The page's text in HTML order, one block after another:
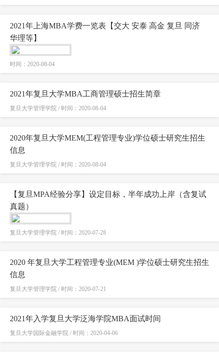
2021年上海MBA学费一览表【交大 安泰 高金 复旦 同济
华理等】
时间：2020-08-04
2021年复旦大学MBA工商管理硕士招生简章
复旦大学管理学院 / 时间：2020-08-04
2020年复旦大学MEM(工程管理专业)学位硕士研究生招生
信息
复旦大学管理学院 / 时间：2020-08-04
【复旦MPA经验分享】设定目标，半年成功上岸（含复试
真题）
复旦大学管理学院 / 时间：2020-07-28
2020 年复旦大学工程管理专业(MEM )学位硕士研究生招生
信息
复旦大学管理学院 / 时间：2020-07-21
2021年入学复旦大学泛海学院MBA面试时间
复旦大学国际金融学院 / 时间：2020-04-06